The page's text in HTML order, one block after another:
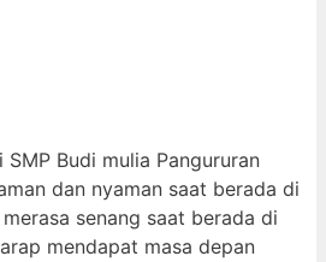
Budi mulia Pangururan
dan nyaman saat berada di
senang saat berada di
mendapat masa depan